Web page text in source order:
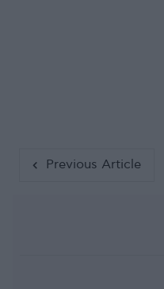
Previous Article